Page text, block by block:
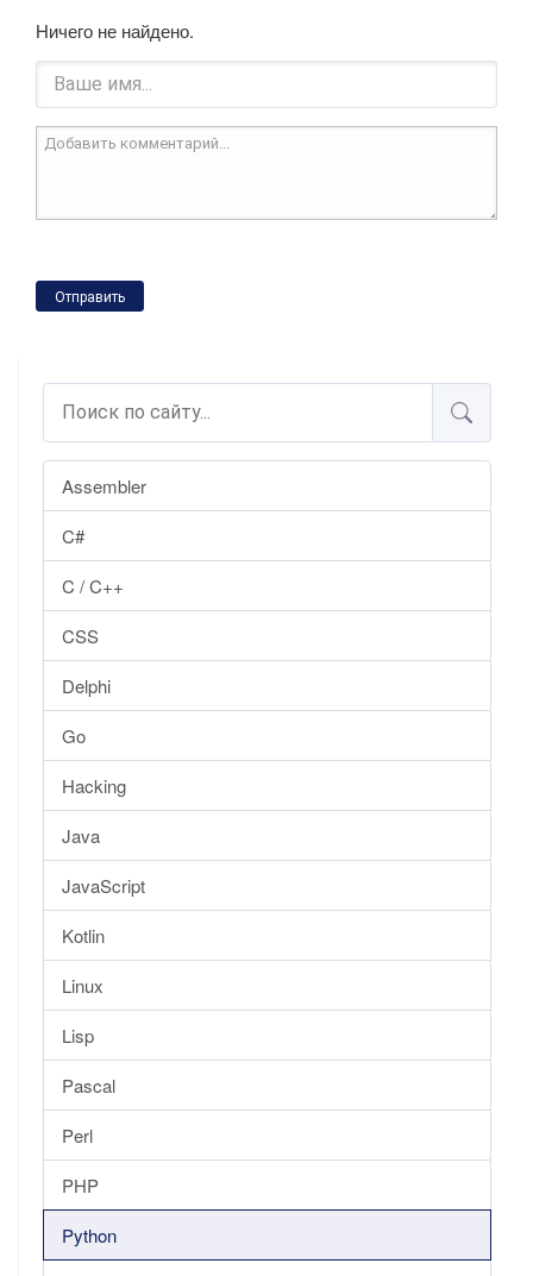
Assembler
C#
C / C++
CSS
Delphi
Go
Hacking
Java
JavaScript
Kotlin
Linux
Lisp
Pascal
Perl
PHP
Python
Ничего не найдено.
Отправить